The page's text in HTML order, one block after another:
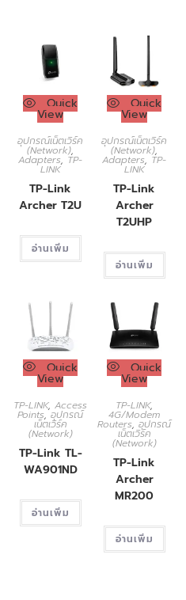
Quick
View
อุปกรณ์เน็ตเวิร์ค
(Network),
Adapters, TP-
LINK
TP-Link
Archer T2U
อ่านเพิ่ม
Quick
View
อุปกรณ์เน็ตเวิร์ค
(Network),
Adapters, TP-
LINK
TP-Link
Archer
T2UHP
อ่านเพิ่ม
Quick
View
TP-LINK,Access
Points,อุปกรณ์
เน็ตเวิร์ค
(Network)
TP-Link TL-
WA901ND
อ่านเพิ่ม
Quick
View
TP-LINK,
4G/Modem
Routers,อุปกรณ์
เน็ตเวิร์ค
(Network)
TP-Link
Archer
MR200
อ่านเพิ่ม